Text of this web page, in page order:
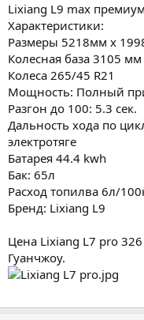
Lixiang L9 max
Характеристики:
Размеры 5218мм x
Колесная база 3105 мм
Колеса 265/45 R21
Мощность: Полный
Разгон до 100: 5.3 сек.
Дальность хода по
электротяге
Батарея 44.4 kwh
Бак: 65л
Расход топилва 6л/
Бренд: Lixiang L9
Цена Lixiang L7 pro
Гуанчжоу.